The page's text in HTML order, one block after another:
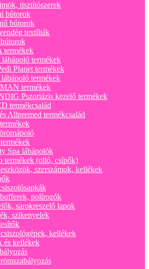
tisztítószerek
bútorok
bútorok
textíliák
termékek
Planet termékek
termékek
termékek
Pszoriázis kezelő termékek
termékcsalád
Allpremed termékcsalád
Spa lábápolók
termékek (olló, csípők)
szerszámok, kellékek
polírozók
sarokreszelő lapok
szikenyelek
kellékek
és kellékek